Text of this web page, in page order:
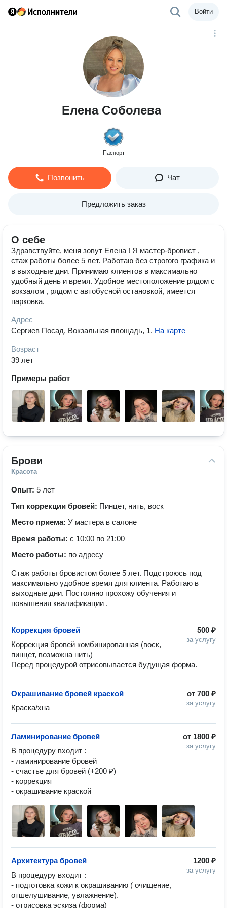
Войти
Елена Соболева
Паспорт
Позвонить Чат
Предложить заказ
О себе
Здравствуйте, меня зовут Елена ! Я мастер-бровист ,
стаж работы более 5 лет. Работаю без строгого графика и
в выходные дни. Принимаю клиентов в максимально
удобный день и время. Удобное местоположение рядом с
вокзалом , рядом с автобусной остановкой, имеется
парковка.
Адрес
Сергиев Посад, Вокзальная площадь, 1. На карте
Возраст
39 лет
Примеры работ
Брови
Красота
Опыт: 5 лет
Тип коррекции бровей: Пинцет, нить, воск
Место приема: У мастера в салоне
Время работы: с 10:00 по 21:00
Место работы: по адресу
Стаж работы бровистом более 5 лет. Подстроюсь под
максимально удобное время для клиента. Работаю в
выходные дни. Постоянно прохожу обучения и
повышения квалификации .
500 ₽
за услугу
Коррекция бровей
Коррекция бровей комбинированная (воск,
пинцет, возможна нить)
Перед процедурой отрисовывается будущая форма.
от 700 ₽
за услугу
Окрашивание бровей краской
Краска/хна
от 1800 ₽
за услугу
Ламинирование бровей
В процедуру входит :
- ламинирование бровей
- счастье для бровей (+200 ₽)
- коррекция
- окрашивание краской
1200 ₽
за услугу
Архитектура бровей
В процедуру входит :
- подготовка кожи к окрашиванию ( очищение,
отшелушивание, увлажнение).
- отрисовка эскиза (форма)